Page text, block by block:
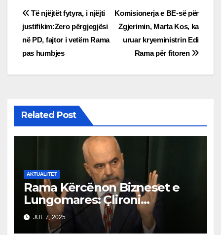
Post
navigation
Komisionerja e BE-së për
Zgjerimin, Marta Kos, ka
uruar kryeministrin Edi
Rama për fitoren
Të njëjtët fytyra, i njëjti
justifikim:Zero përgjegjësi
në PD, fajtor i vetëm Rama
pas humbjes
Related Post
AKTUALITET
Rama Kërcënon Bizneset e
Lungomares: Çlironi
Trotuaret ose do të
Ndërhyjmë!”Trotuaret janë
JUL 7, 2025